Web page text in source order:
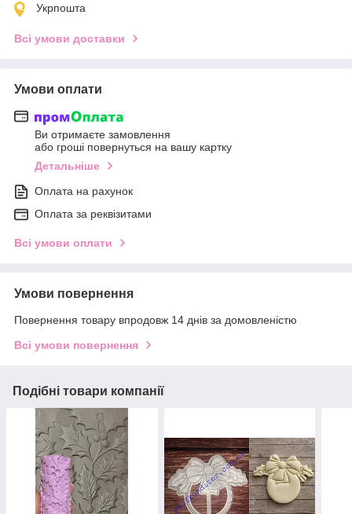
Укрпошта
Всі умови доставки
Умови оплати
Ви отримаєте замовлення
або гроші повернуться на вашу картку
Детальніше
Оплата на рахунок
Оплата за реквізитами
Всі умови оплати
Умови повернення
Повернення товару впродовж 14 днів за домовленістю
Всі умови повернення
Подібні товари компанії